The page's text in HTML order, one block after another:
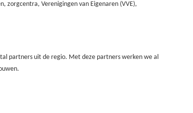
zorgcentra, Verenigingen van Eigenaren (VVE),
partners uit de regio. Met deze partners werken we al